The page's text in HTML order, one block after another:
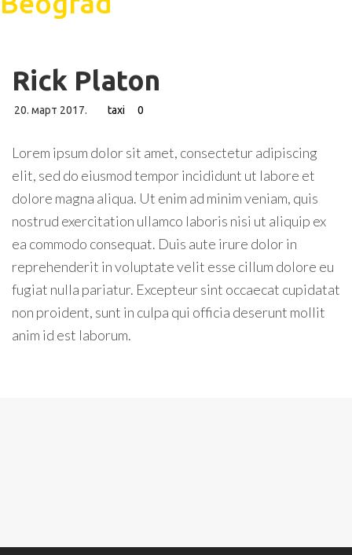
Rick Platon
20. март 2017. taxi 0
Lorem ipsum dolor sit amet, consectetur adipiscing
elit, sed do eiusmod tempor incididunt ut labore et
dolore magna aliqua. Ut enim ad minim veniam, quis
nostrud exercitation ullamco laboris nisi ut aliquip ex
ea commodo consequat. Duis aute irure dolor in
reprehenderit in voluptate velit esse cillum dolore eu
fugiat nulla pariatur. Excepteur sint occaecat cupidatat
non proident, sunt in culpa qui officia deserunt mollit
anim id est laborum.